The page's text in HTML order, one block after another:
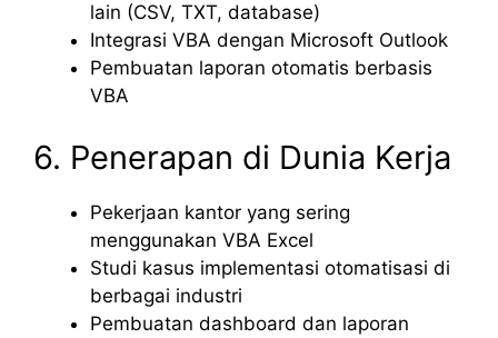
lain (CSV, TXT, database)
Integrasi VBA dengan Microsoft Outlook
Pembuatan laporan otomatis berbasis
VBA
6. Penerapan di Dunia Kerja
Pekerjaan kantor yang sering
menggunakan VBA Excel
Studi kasus implementasi otomatisasi di
berbagai industri
Pembuatan dashboard dan laporan